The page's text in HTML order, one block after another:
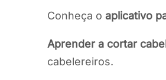
Conheça o aplicativo
Aprender a cortar
cabelereiros.